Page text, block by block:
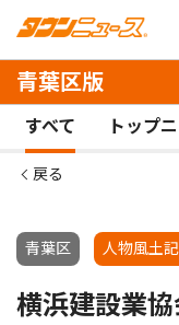
青葉区版
すべて トップ
戻る
青葉区 人物風土記
横浜建設業